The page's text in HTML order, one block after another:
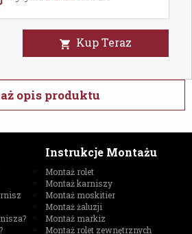
Kup Teraz
opis produktu
Instrukcje Montażu
Montaż rolet
Montaż karniszy
Montaż moskitier
Montaż żaluzji
Montaż markiz
Montaż rolet zewnętrznych